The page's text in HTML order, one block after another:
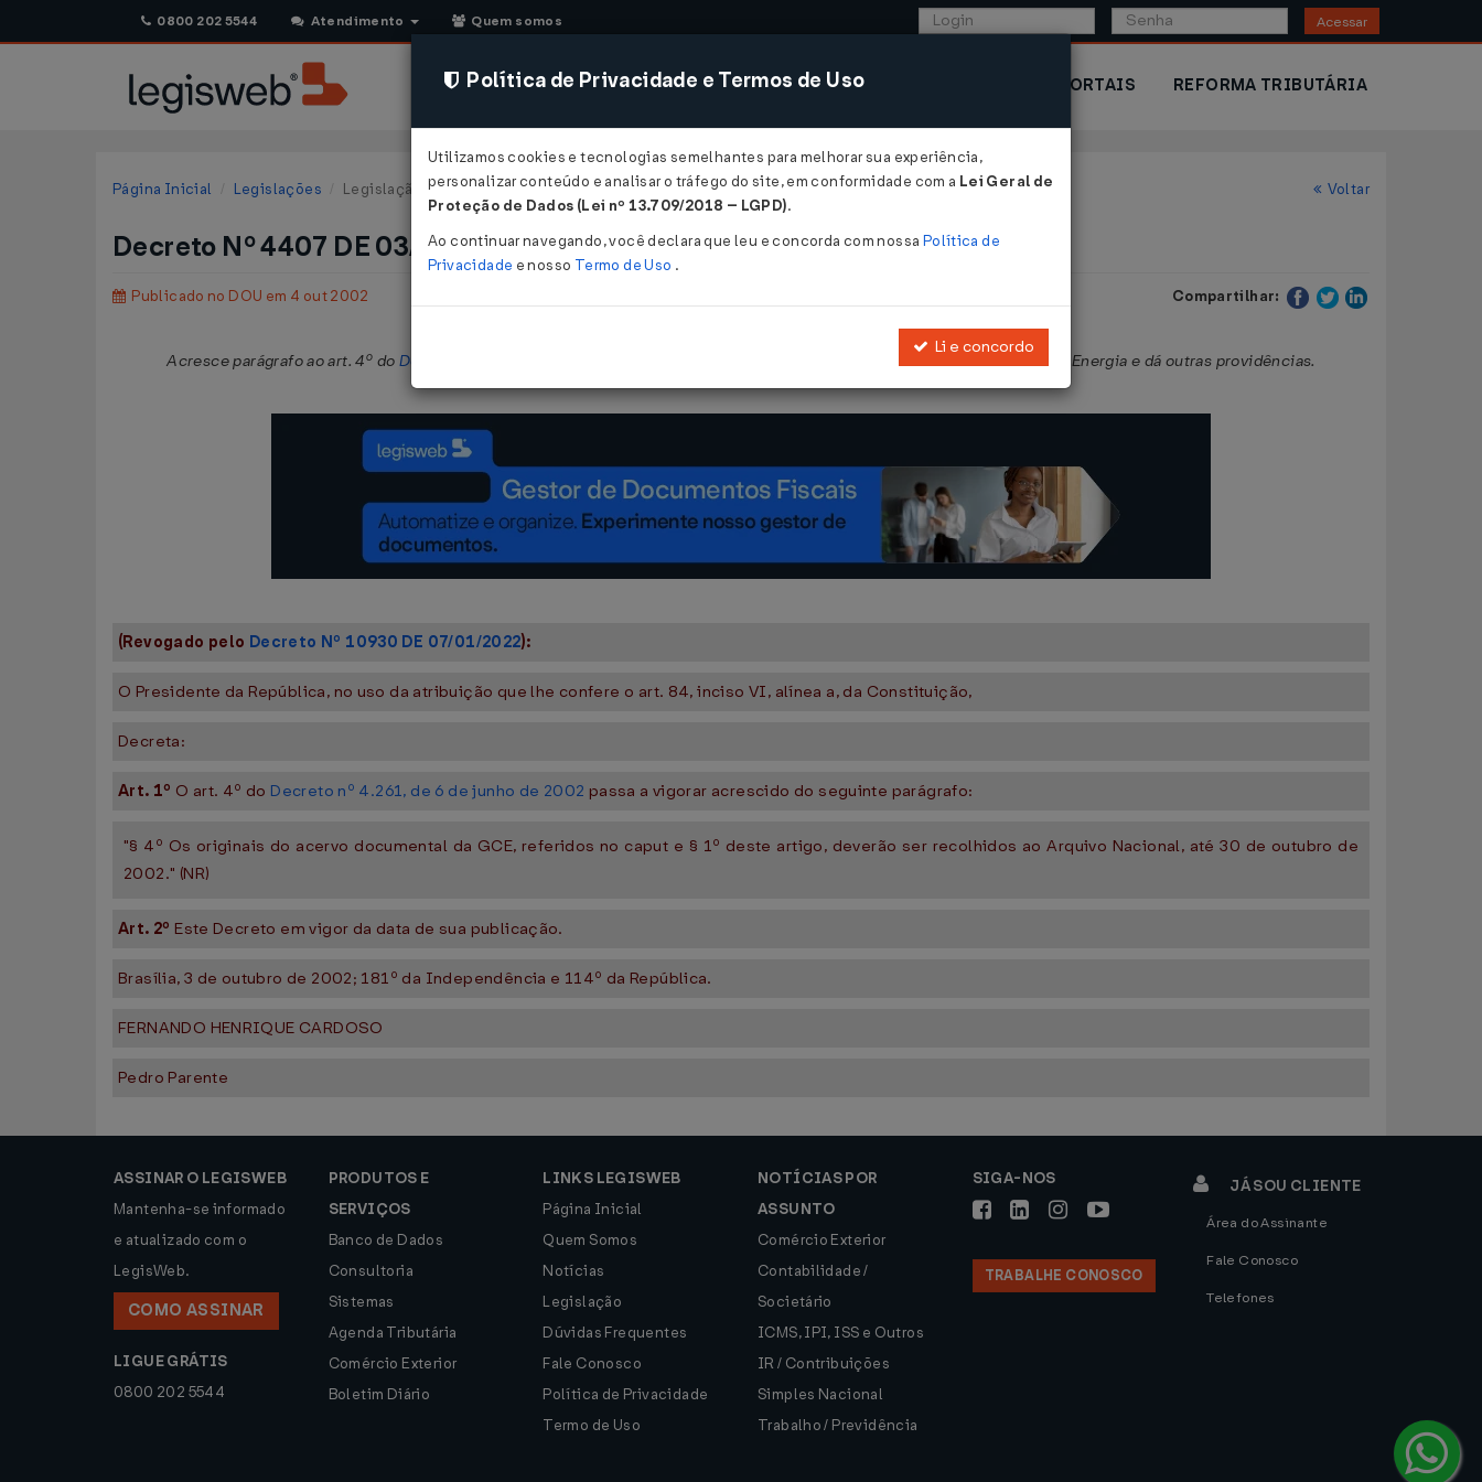
0800 202 5544 Atendimento Quem somos Acessar
CONSULTORIA SISTEMAS COMÉRCIO EXTERIOR PORTAIS REFORMA TRIBUTÁRIA
Página Inicial Legislações Legislação Federal Voltar
Decreto Nº 4407 DE 03/10/2002
Publicado no DOU em 4 out 2002 Compartilhar:
Acresce parágrafo ao art. 4º do Decreto nº 4.261, de 6 de junho de 2002 , que atribui competência ao Ministério de Minas e Energia e dá outras providências.
(Revogado pelo Decreto Nº 10930 DE 07/01/2022):
O Presidente da República, no uso da atribuição que lhe confere o art. 84, inciso VI, alínea a, da Constituição,
Decreta:
Art. 1º O art. 4º do Decreto nº 4.261, de 6 de junho de 2002 passa a vigorar acrescido do seguinte parágrafo:
"§ 4º Os originais do acervo documental da GCE, referidos no caput e § 1º deste artigo, deverão ser recolhidos ao Arquivo Nacional, até 30 de outubro de
2002." (NR)
Art. 2º Este Decreto em vigor da data de sua publicação.
Brasília, 3 de outubro de 2002; 181º da Independência e 114º da República.
FERNANDO HENRIQUE CARDOSO
Pedro Parente
ASSINAR O LEGISWEB
Mantenha-se informado
e atualizado com o
LegisWeb.
COMO ASSINAR
LIGUE GRÁTIS
0800 202 5544
PRODUTOS E
SERVIÇOS
Banco de Dados
Consultoria
Sistemas
Agenda Tributária
Comércio Exterior
Boletim Diário
LINKS LEGISWEB
Página Inicial
Quem Somos
Notícias
Legislação
Dúvidas Frequentes
Fale Conosco
Política de Privacidade
Termo de Uso
NOTÍCIAS POR
ASSUNTO
Comércio Exterior
Contabilidade /
Societário
ICMS, IPI, ISS e Outros
IR / Contribuições
Simples Nacional
Trabalho / Previdência
SIGA-NOS
TRABALHE CONOSCO
JÁ SOU CLIENTE
Área do Assinante
Fale Conosco
Telefones
Política de Privacidade e Termos de Uso
Utilizamos cookies e tecnologias semelhantes para melhorar sua experiência,
personalizar conteúdo e analisar o tráfego do site, em conformidade com a Lei Geral de
Proteção de Dados (Lei nº 13.709/2018 – LGPD).
Ao continuar navegando, você declara que leu e concorda com nossa Política de
Privacidade e nosso Termo de Uso .
Li e concordo